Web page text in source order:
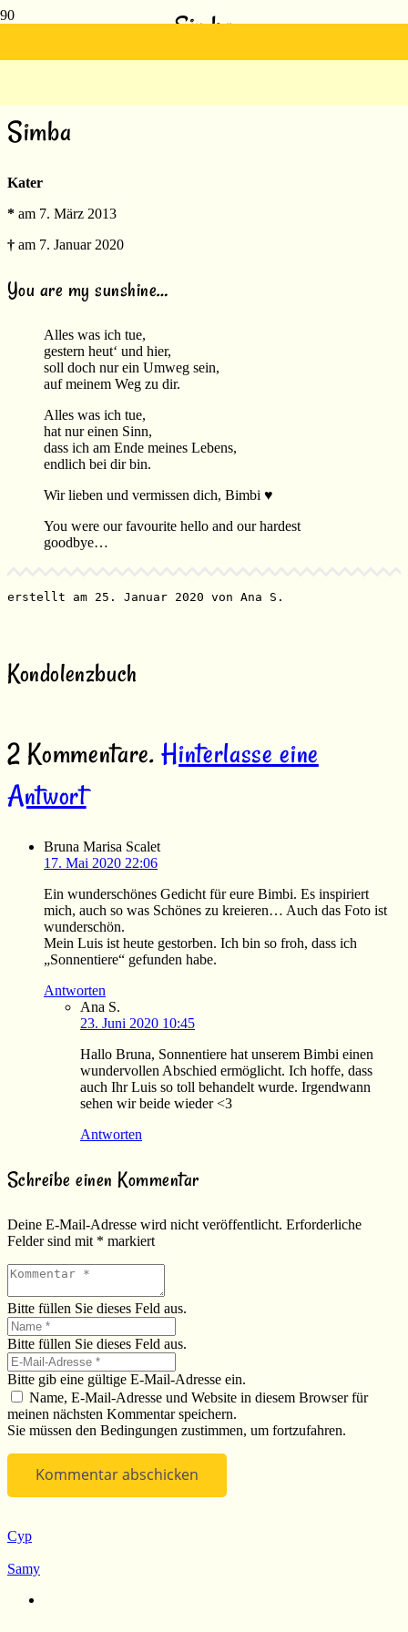
Simba
Simba
Kater
* am 7. März 2013
† am 7. Januar 2020
You are my sunshine…
Alles was ich tue,
gestern heut‘ und hier,
soll doch nur ein Umweg sein,
auf meinem Weg zu dir.
Alles was ich tue,
hat nur einen Sinn,
dass ich am Ende meines Lebens,
endlich bei dir bin.
Wir lieben und vermissen dich, Bimbi ♥
You were our favourite hello and our hardest
goodbye…
erstellt am 25. Januar 2020 von Ana S.
Kondolenzbuch
2 Kommentare. Hinterlasse eine
Antwort
Bruna Marisa Scalet
17. Mai 2020 22:06
Ein wunderschönes Gedicht für eure Bimbi. Es inspiriert
mich, auch so was Schönes zu kreieren… Auch das Foto ist
wunderschön.
Mein Luis ist heute gestorben. Ich bin so froh, dass ich
„Sonnentiere“ gefunden habe.
Antworten
Ana S.
23. Juni 2020 10:45
Hallo Bruna, Sonnentiere hat unserem Bimbi einen
wundervollen Abschied ermöglicht. Ich hoffe, dass
auch Ihr Luis so toll behandelt wurde. Irgendwann
sehen wir beide wieder <3
Antworten
Schreibe einen Kommentar
Deine E-Mail-Adresse wird nicht veröffentlicht. Erforderliche
Felder sind mit * markiert
Bitte füllen Sie dieses Feld aus.
Bitte füllen Sie dieses Feld aus.
Bitte gib eine gültige E-Mail-Adresse ein.
Name, E-Mail-Adresse und Website in diesem Browser für
meinen nächsten Kommentar speichern.
Sie müssen den Bedingungen zustimmen, um fortzufahren.
Kommentar abschicken
Cyp
Samy